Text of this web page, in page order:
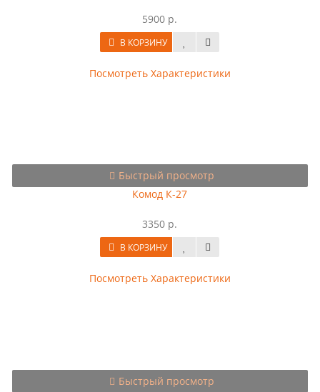
5900 р.
В КОРЗИНУ
Посмотреть Характеристики
Быстрый просмотр
Комод К-27
3350 р.
В КОРЗИНУ
Посмотреть Характеристики
Быстрый просмотр